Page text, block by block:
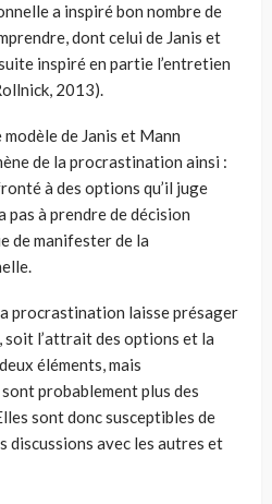
a inspiré bon nombre de
dont celui de Janis et
inspiré en partie l’entretien
2013).
de Janis et Mann
de la procrastination ainsi :
à des options qu’il juge
pas à prendre de décision
de manifester de la
procrastination laisse présager
l’attrait des options et la
éléments, mais
probablement plus des
sont donc susceptibles de
discussions avec les autres et